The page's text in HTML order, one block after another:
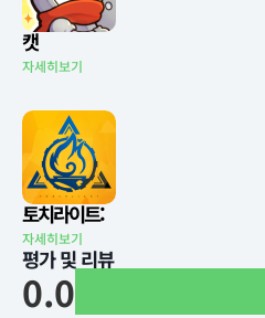
캣
자세히보기
토치라이트:
자세히보기
평가 및 리뷰
0.0